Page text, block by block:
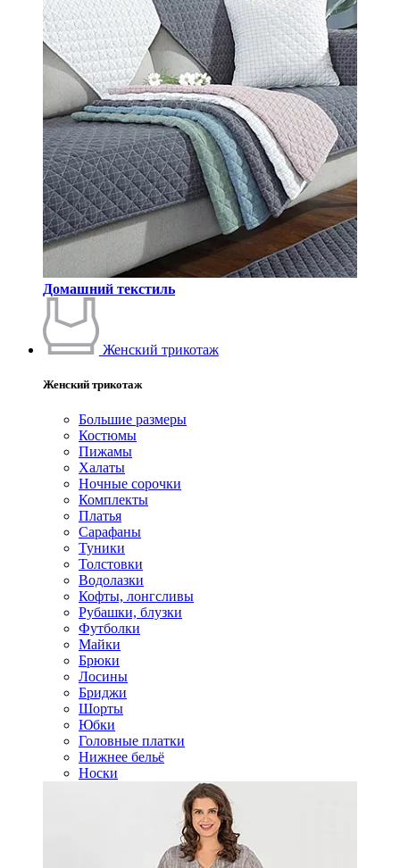
Домашний текстиль
Женский трикотаж
Женский трикотаж
Большие размеры
Костюмы
Пижамы
Халаты
Ночные сорочки
Комплекты
Платья
Сарафаны
Туники
Толстовки
Водолазки
Кофты, лонгсливы
Рубашки, блузки
Футболки
Майки
Брюки
Лосины
Бриджи
Шорты
Юбки
Головные платки
Нижнее бельё
Носки